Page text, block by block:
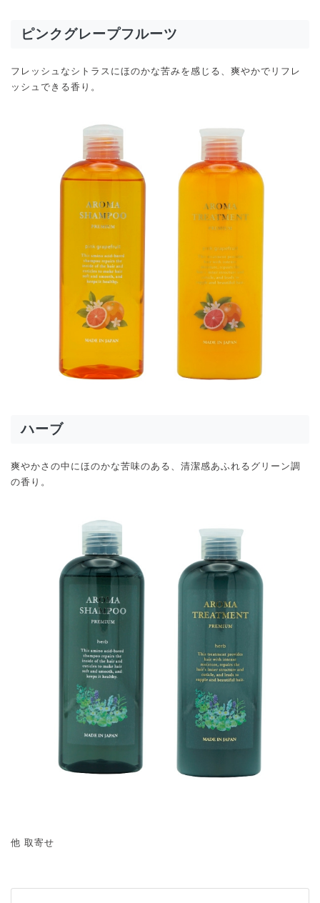
ピンクグレープフルーツ
フレッシュなシトラスにほのかな苦みを感じる、爽やかでリフレ
ッシュできる香り。
ハーブ
爽やかさの中にほのかな苦味のある、清潔感あふれるグリーン調
の香り。
他 取寄せ